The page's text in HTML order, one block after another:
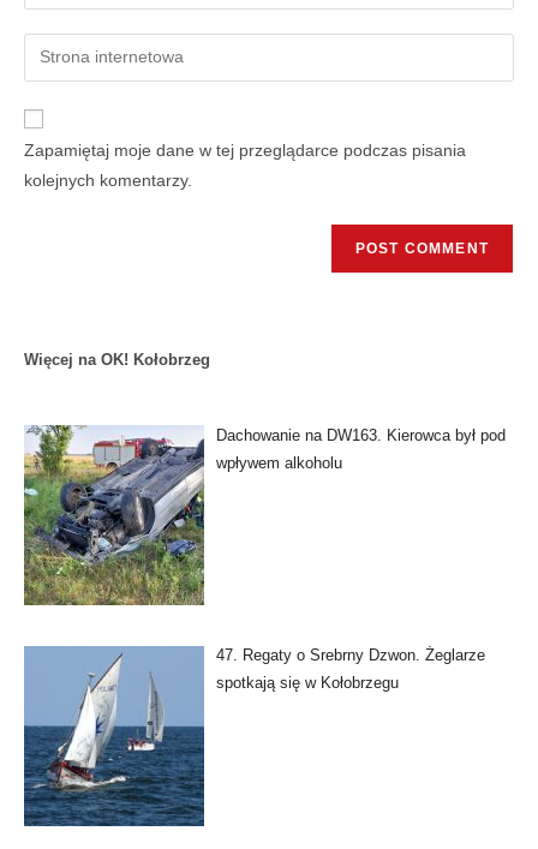
Zapamiętaj moje dane w tej przeglądarce podczas pisania
kolejnych komentarzy.
Więcej na OK! Kołobrzeg
Dachowanie na DW163. Kierowca był pod
wpływem alkoholu
47. Regaty o Srebrny Dzwon. Żeglarze
spotkają się w Kołobrzegu